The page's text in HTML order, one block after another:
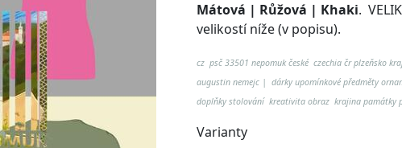
Mátová | Růžová | Khaki.
velikostí níže (v popisu).
cz psč 33501 nepomuk české czechia čr plzeňsko
augustin nemejc | dárky upomínkové předměty
doplňky stolování kreativita obraz krajina památky
Varianty